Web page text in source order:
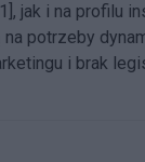
jak i na profilu
potrzeby
i brak